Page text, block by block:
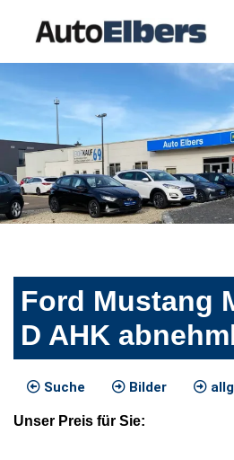
Ford Mustang
D AHK
Suche Bilder
Unser Preis für Sie: